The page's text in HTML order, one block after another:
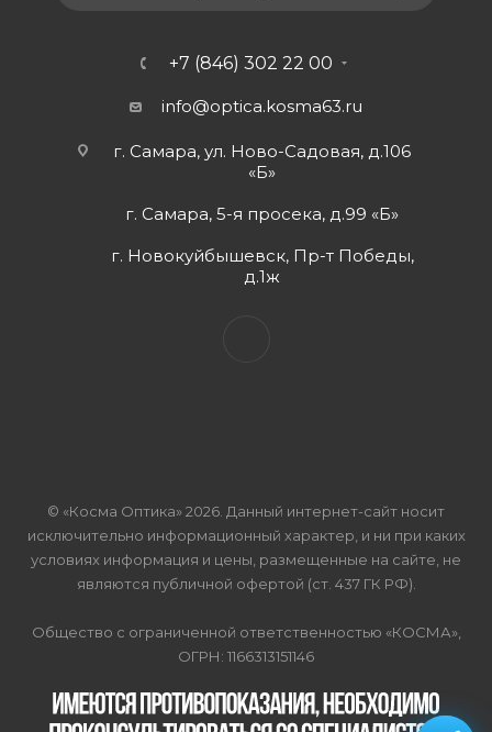
+7 (846) 302 22 00
info@optica.kosma63.ru
г. Самара, ул. Ново-Садовая, д.106
«Б»
г. Самара, 5-я просека, д.99 «Б»
г. Новокуйбышевск, Пр-т Победы,
д.1ж
© «Косма Оптика» 2026. Данный интернет-сайт носит
исключительно информационный характер, и ни при каких
условиях информация и цены, размещенные на сайте, не
являются публичной офертой (ст. 437 ГК РФ).
Общество с ограниченной ответственностью «КОСМА»,
ОГРН: 1166313151146